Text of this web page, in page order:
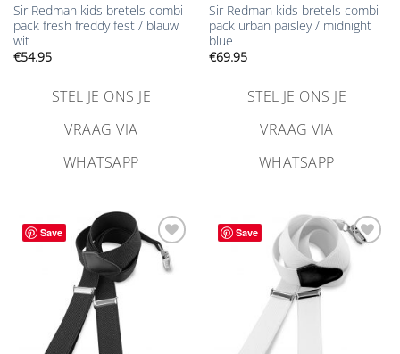
Sir Redman kids bretels combi
pack fresh freddy fest / blauw
wit
€54.95
STEL JE ONS JE
VRAAG VIA
WHATSAPP
Sir Redman kids bretels combi
pack urban paisley / midnight
blue
€69.95
STEL JE ONS JE
VRAAG VIA
WHATSAPP
Save
Aan
verlanglijst
toevoegen
Save
verlanglijst
toevoegen